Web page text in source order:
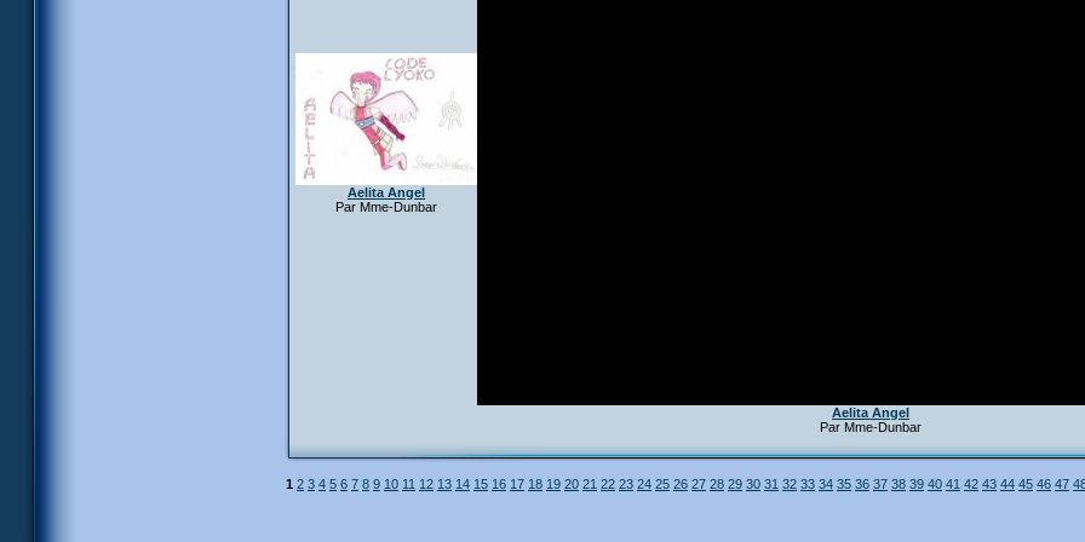
Aelita Angel
Par Mme-Dunbar
Aelita Angel
Par Mme-Dunbar
1 2 3 4 5 6 7 8 9 10 11 12 13 14 15 16 17 18 19 20 21 22 23 24 25 26 27 28 29 30 31 32 33 34 35 36 37 38 39 40 41 42 43 44 45 46 47